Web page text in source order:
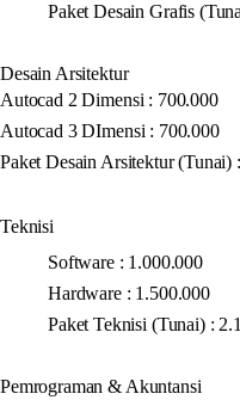
Paket Desain Grafis
Desain Arsitektur
Autocad 2 Dimensi : 700.000
Autocad 3 DImensi : 700.000
Paket Desain Arsitektur (Tunai)
Teknisi
Software : 1.000.000
Hardware : 1.500.000
Paket Teknisi (Tunai) :
Pemrograman & Akuntansi